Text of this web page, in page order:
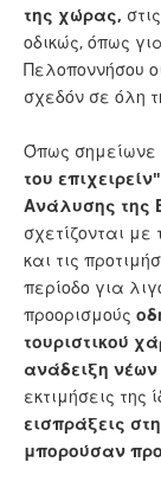
της χώρας,
οδικώς, όπως
Πελοποννήσου
σχεδόν σε όλη
Όπως
του
Ανάλυσης της
σχετίζονται με
και τις
περίοδο για
προορισμούς
τουριστικού
ανάδειξη
εκτιμήσεις της
εισπράξεις
μπορούσαν